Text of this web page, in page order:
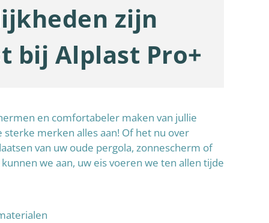
zijn
bij Alplast Pro+
en comfortabeler maken van jullie
merken alles aan! Of het nu over
van uw oude pergola, zonnescherm of
we aan, uw eis voeren we ten allen tijde